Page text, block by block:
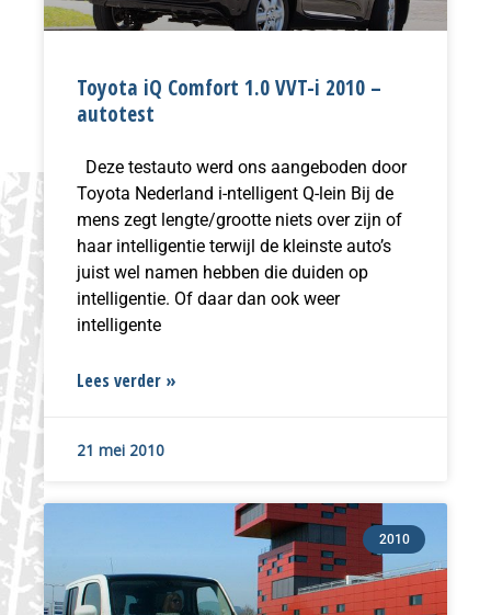
Toyota iQ Comfort 1.0 VVT-i 2010 –
autotest
Deze testauto werd ons aangeboden door
Toyota Nederland i-ntelligent Q-lein Bij de
mens zegt lengte/grootte niets over zijn of
haar intelligentie terwijl de kleinste auto’s
juist wel namen hebben die duiden op
intelligentie. Of daar dan ook weer
intelligente
Lees verder »
21 mei 2010
2010